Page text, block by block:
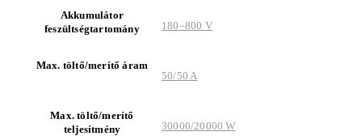
Akkumulátor
feszültségtartomány
180–800 V
Max. töltő/merítő áram
50/50 A
Max. töltő/merítő
teljesítmény
30000/20000 W